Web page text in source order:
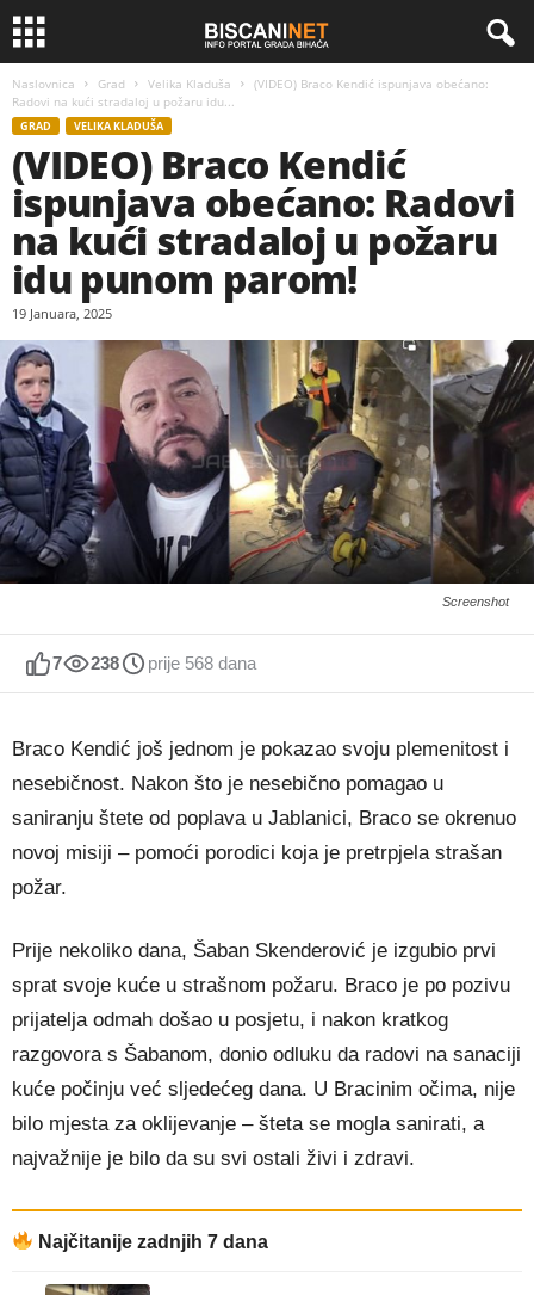
Naslovnica Grad Velika Kladuša
(VIDEO) Braco Kendić ispunjava obećano:
Radovi na kući stradaloj u požaru idu...
GRAD VELIKA KLADUŠA
(VIDEO) Braco Kendić
ispunjava obećano: Radovi
na kući stradaloj u požaru
idu punom parom!
19 Januara, 2025
Screenshot
7 238 prije 568 dana
Braco Kendić još jednom je pokazao svoju plemenitost i
nesebičnost. Nakon što je nesebično pomagao u
saniranju štete od poplava u Jablanici, Braco se okrenuo
novoj misiji – pomoći porodici koja je pretrpjela strašan
požar.
Prije nekoliko dana, Šaban Skenderović je izgubio prvi
sprat svoje kuće u strašnom požaru. Braco je po pozivu
prijatelja odmah došao u posjetu, i nakon kratkog
razgovora s Šabanom, donio odluku da radovi na sanaciji
kuće počinju već sljedećeg dana. U Bracinim očima, nije
bilo mjesta za oklijevanje – šteta se mogla sanirati, a
najvažnije je bilo da su svi ostali živi i zdravi.
Najčitanije zadnjih 7 dana